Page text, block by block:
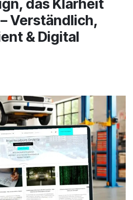
das Klarheit
Verständlich,
& Digital